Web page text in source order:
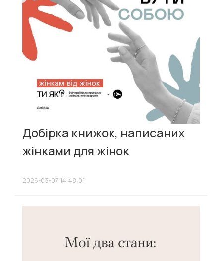
Добірка книжок, написаних
жінками для жінок
2026-03-07 14:48:01